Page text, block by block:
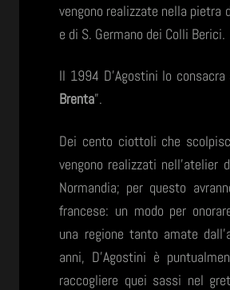
vengono realizzate nella pietra
e di S. Germano dei Colli Berici.
Il 1994 D’Agostini lo consacra
Brenta”.
Dei cento ciottoli che
vengono realizzati nell’atelier
Normandia; per questo
francese: un modo per
una regione tanto amate
anni, D’Agostini è
raccogliere quei sassi nel